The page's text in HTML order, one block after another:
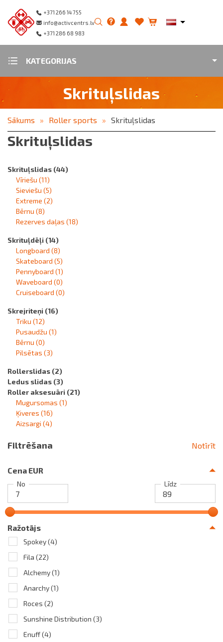
+371 266 14 755
info@activcentrs.lv
+371 286 68 983
KATEGORIJAS
Skrituļslidas
Sākums Roller sports Skrituļslidas
Skrituļslidas
Skrituļslidas (44)
Vīriešu (11)
Sieviešu (5)
Extreme (2)
Bērnu (8)
Rezerves daļas (18)
Skrituļdēļi (14)
Longboard (8)
Skateboard (5)
Pennyboard (1)
Waveboard (0)
Cruiseboard (0)
Skrejriteņi (16)
Triku (12)
Pusaudžu (1)
Bērnu (0)
Pilsētas (3)
Rollerslidas (2)
Ledus slidas (3)
Roller aksesuāri (21)
Mugursomas (1)
Ķiveres (16)
Aizsargi (4)
Filtrēšana Notīrīt
Cena EUR
No Līdz
Ražotājs
Spokey(4)
Fila (22)
Alchemy(1)
Anarchy(1)
Roces (2)
Sunshine Distribution (3)
Enuff(4)